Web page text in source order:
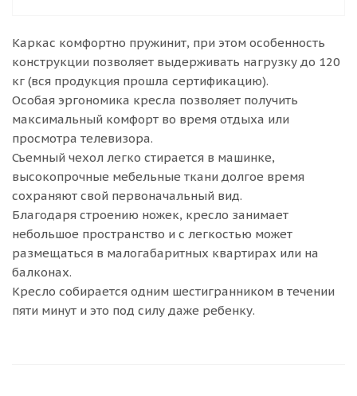
Каркас комфортно пружинит, при этом особенность
конструкции позволяет выдерживать нагрузку до 120
кг (вся продукция прошла сертификацию).
Особая эргономика кресла позволяет получить
максимальный комфорт во время отдыха или
просмотра телевизора.
Съемный чехол легко стирается в машинке,
высокопрочные мебельные ткани долгое время
сохраняют свой первоначальный вид.
Благодаря строению ножек, кресло занимает
небольшое пространство и с легкостью может
размещаться в малогабаритных квартирах или на
балконах.
Кресло собирается одним шестигранником в течении
пяти минут и это под силу даже ребенку.